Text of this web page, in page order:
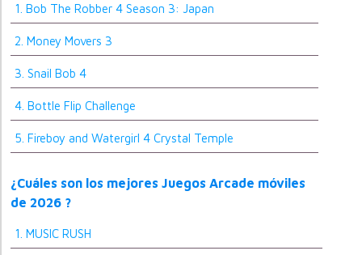
1. Bob The Robber 4 Season 3: Japan
2. Money Movers 3
3. Snail Bob 4
4. Bottle Flip Challenge
5. Fireboy and Watergirl 4 Crystal Temple
¿Cuáles son los mejores Juegos Arcade móviles
de 2026 ?
1. MUSIC RUSH